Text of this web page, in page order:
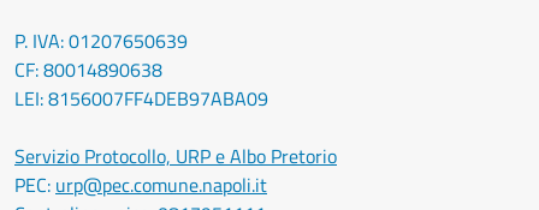
P. IVA: 01207650639
CF: 80014890638
LEI: 8156007FF4DEB97ABA09
Servizio Protocollo, URP e Albo Pretorio
PEC: urp@pec.comune.napoli.it